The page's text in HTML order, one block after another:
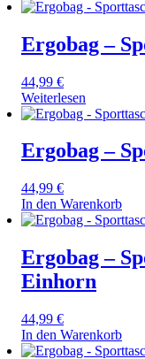
Ergobag –
44,99 €
Weiterlesen
Ergobag –
44,99 €
In den Warenkorb
Ergobag –
Einhorn
44,99 €
In den Warenkorb